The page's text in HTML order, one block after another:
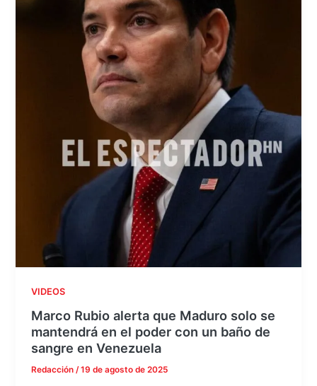
VIDEOS
Marco Rubio alerta que Maduro solo se
mantendrá en el poder con un baño de
sangre en Venezuela
Redacción/19 de agosto de 2025